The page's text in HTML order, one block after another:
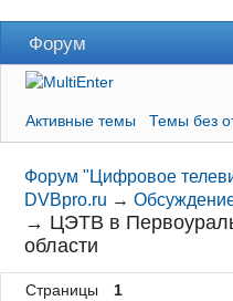
Форум
Активные темы Темы без
Форум "Цифровое
DVBpro.ru →
→ ЦЭТВ в
области
Страницы
1